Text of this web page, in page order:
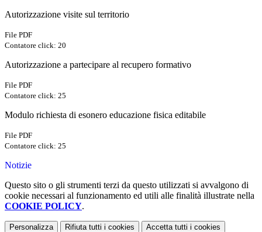
Autorizzazione visite sul territorio
File PDF
Contatore click: 20
Autorizzazione a partecipare al recupero formativo
File PDF
Contatore click: 25
Modulo richiesta di esonero educazione fisica editabile
File PDF
Contatore click: 25
Notizie
Questo sito o gli strumenti terzi da questo utilizzati si avvalgono di
cookie necessari al funzionamento ed utili alle finalità illustrate nella
COOKIE POLICY.
Personalizza Rifiuta tutti i cookies Accetta tutti i cookies